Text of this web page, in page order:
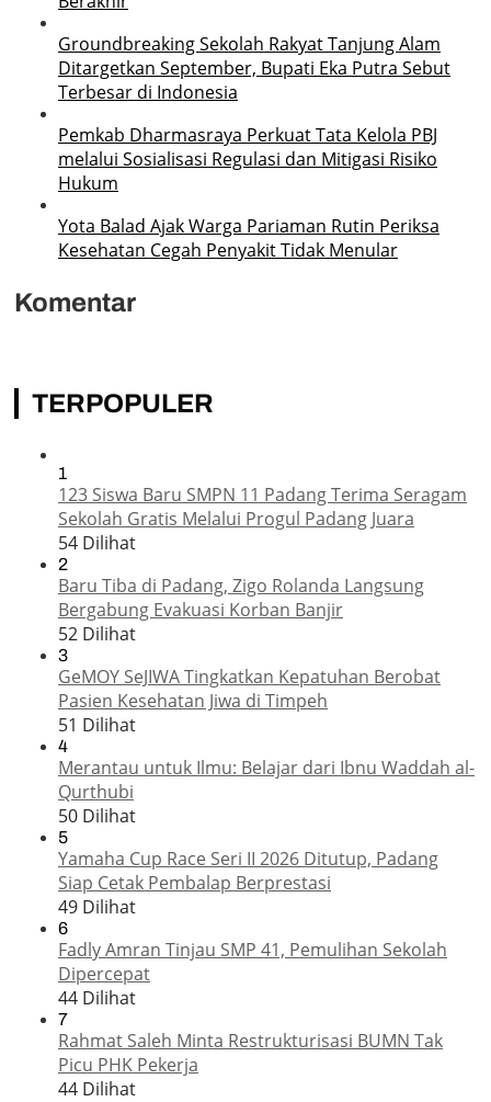
Groundbreaking Sekolah Rakyat Tanjung Alam
Ditargetkan September, Bupati Eka Putra Sebut
Terbesar di Indonesia
Pemkab Dharmasraya Perkuat Tata Kelola PBJ
melalui Sosialisasi Regulasi dan Mitigasi Risiko
Hukum
Yota Balad Ajak Warga Pariaman Rutin Periksa
Kesehatan Cegah Penyakit Tidak Menular
Komentar
TERPOPULER
1
123 Siswa Baru SMPN 11 Padang Terima Seragam
Sekolah Gratis Melalui Progul Padang Juara
54 Dilihat
2
Baru Tiba di Padang, Zigo Rolanda Langsung
Bergabung Evakuasi Korban Banjir
52 Dilihat
3
GeMOY SeJIWA Tingkatkan Kepatuhan Berobat
Pasien Kesehatan Jiwa di Timpeh
51 Dilihat
4
Merantau untuk Ilmu: Belajar dari Ibnu Waddah al-
Qurthubi
50 Dilihat
5
Yamaha Cup Race Seri II 2026 Ditutup, Padang
Siap Cetak Pembalap Berprestasi
49 Dilihat
6
Fadly Amran Tinjau SMP 41, Pemulihan Sekolah
Dipercepat
44 Dilihat
7
Rahmat Saleh Minta Restrukturisasi BUMN Tak
Picu PHK Pekerja
44 Dilihat